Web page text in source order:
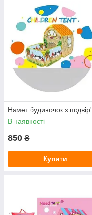
Намет будиночок з
В наявності
850 ₴
Купити